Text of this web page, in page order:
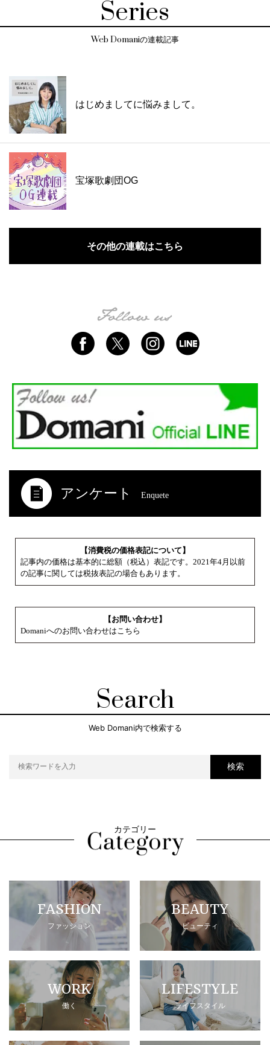
Series
Web Domaniの連載記事
はじめましてに悩みまして。
宝塚歌劇団OG
その他の連載はこちら
アンケート Enquete
【消費税の価格表記について】
記事内の価格は基本的に総額（税込）表記です。2021年4月以前
の記事に関しては税抜表記の場合もあります。
【お問い合わせ】
Domaniへのお問い合わせはこちら
Search
Web Domani内で検索する
検索
カテゴリー
FASHION
ファッション
BEAUTY
ビューティ
WORK
働く
LIFESTYLE
ライフスタイル